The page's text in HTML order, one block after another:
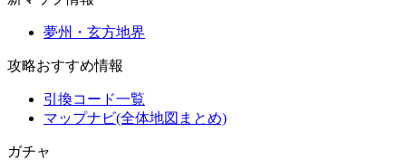
夢州・玄方地界
攻略おすすめ情報
引換コード一覧
マップナビ(全体地図まとめ)
ガチャ